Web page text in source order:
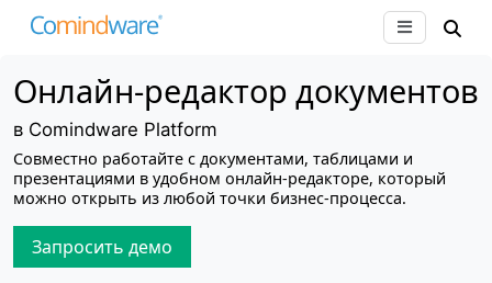
Онлайн-редактор документов
в Comindware Platform
Совместно работайте с документами, таблицами и
презентациями в удобном онлайн-редакторе, который
можно открыть из любой точки бизнес-процесса.
Запросить демо